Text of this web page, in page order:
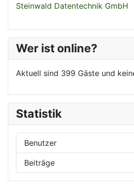
Steinwald Datentechnik GmbH
Wer ist online?
Aktuell sind 399 Gäste und
Statistik
Benutzer
Beiträge